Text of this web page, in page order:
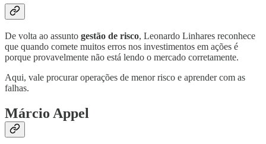
De volta ao assunto gestão de risco, Leonardo Linhares reconhece
que quando comete muitos erros nos investimentos em ações é
porque provavelmente não está lendo o mercado corretamente.
Aqui, vale procurar operações de menor risco e aprender com as
falhas.
Márcio Appel